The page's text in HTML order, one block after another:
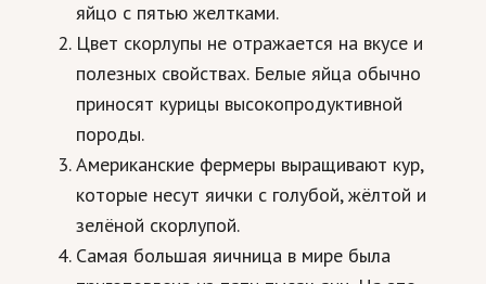
яйцо с пятью желтками.
Цвет скорлупы не отражается на вкусе и
полезных свойствах. Белые яйца обычно
приносят курицы высокопродуктивной
породы.
Американские фермеры выращивают кур,
которые несут яички с голубой, жёлтой и
зелёной скорлупой.
Самая большая яичница в мире была